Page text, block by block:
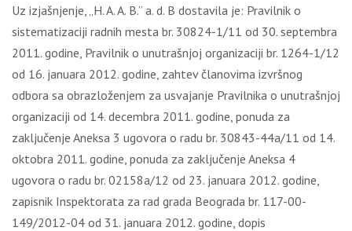
Uz izjašnjenje, „H. A. A. B.” a. d. B dostavila je: Pravilnik o
sistematizaciji radnih mesta br. 30824-1/11 od 30. septembra
2011. godine, Pravilnik o unutrašnjoj organizaciji br. 1264-1/12
od 16. januara 2012. godine, zahtev članovima izvršnog
odbora sa obrazloženjem za usvajanje Pravilnika o unutrašnjoj
organizaciji od 14. decembra 2011. godine, ponuda za
zaključenje Aneksa 3 ugovora o radu br. 30843-44a/11 od 14.
oktobra 2011. godine, ponuda za zaključenje Aneksa 4
ugovora o radu br. 02158a/12 od 23. januara 2012. godine,
zapisnik Inspektorata za rad grada Beograda br. 117-00-
149/2012-04 od 31. januara 2012. godine, dopis